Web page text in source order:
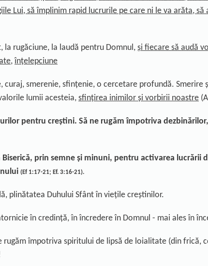
Lui, să împlinim rapid lucrurile pe care ni le va arăta,
, la rugăciune, la laudă pentru Domnul, și fiecare să audă
,înțelepciune
curaj, smerenie, sfințenie, o cercetare profundă. Smerire
lumii acesteia, sfințirea inimilor și vorbirii noastre
pentru creștini. Să ne rugăm împotriva
Biserică, prin semne și minuni, pentru activarea lucrării
(Ef 1:17-21; Ef. 3:16-21).
plinătatea Duhului Sfânt în viețile creștinilor.
în credință, în încredere în Domnul - mai ales în
rugăm împotriva spiritului de lipsă de loialitate (din frică,